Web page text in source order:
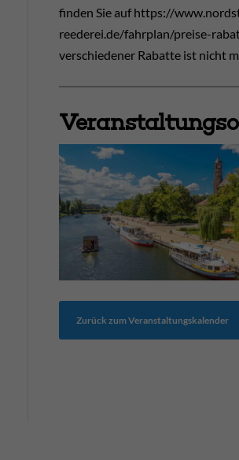
finden Sie auf https://
reederei.de/fahrplan/preise-
verschiedener Rabatte ist nicht
Zurück zum Veranstaltungskalender